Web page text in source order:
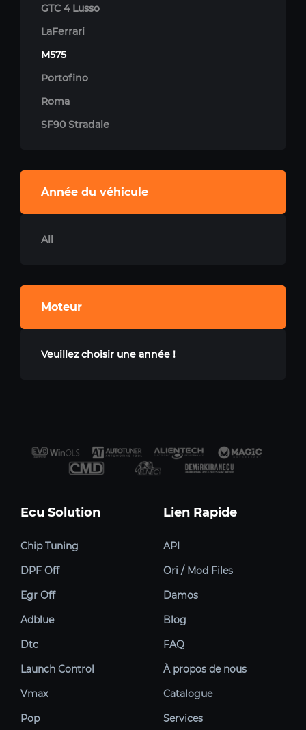
GTC 4 Lusso
LaFerrari
M575
Portofino
Roma
SF90 Stradale
Année du véhicule
All
Moteur
Veuillez choisir une année !
Ecu Solution
Chip Tuning
DPF Off
Egr Off
Adblue
Dtc
Launch Control
Vmax
Pop
Lien Rapide
API
Ori / Mod Files
Damos
Blog
FAQ
À propos de nous
Catalogue
Services